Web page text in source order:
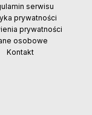
serwisu
prywatności
prywatności
osobowe
Kontakt